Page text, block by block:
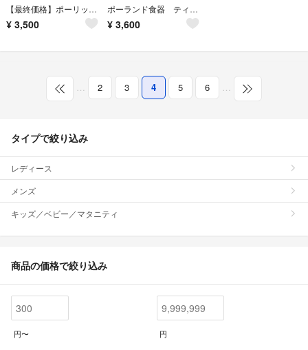
【最終価格】ポーリッシュポタリー セラミカ ブリタ フィッシュプレート ペア
¥ 3,500
ポーランド食器 ティーポット
¥ 3,600
… 2 3 4 5 6 …
タイプで絞り込み
レディース
メンズ
キッズ／ベビー／マタニティ
商品の価格で絞り込み
円〜 円